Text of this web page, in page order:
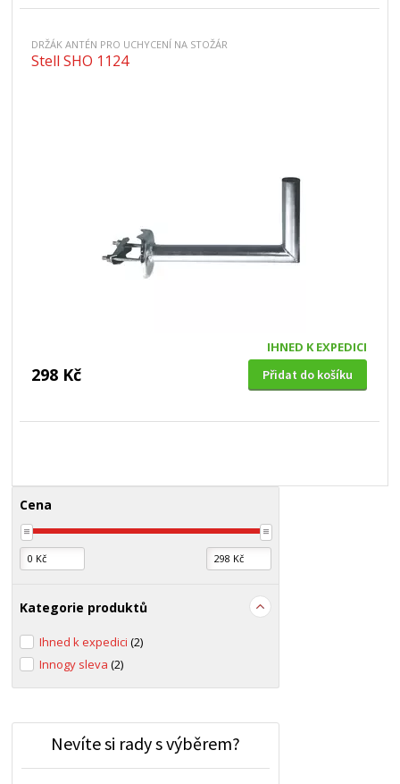
DRŽÁK ANTÉN PRO UCHYCENÍ NA STOŽÁR
Stell SHO 1124
IHNED K EXPEDICI
298 Kč Přidat do košíku
Cena
Kategorie produktů
Ihned k expedici(2)
Innogy sleva(2)
Nevíte si rady s výběrem?